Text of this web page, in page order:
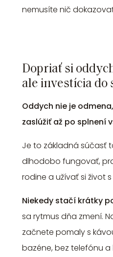
nemusíte nič
Dopriať si
ale investícia do
Oddych nie je
zaslúžiť až po splnení
Je to základná súčasť
dlhodobo fungovať,
rodine a užívať si život
Niekedy stačí krátky
sa rytmus dňa zmení.
začnete pomaly s
bazéne, bez telefónu a